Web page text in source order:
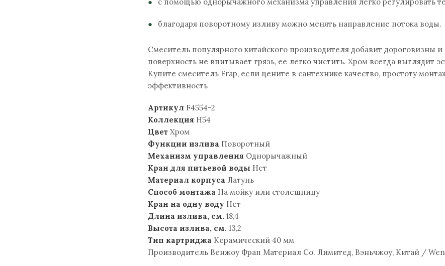
благодаря поворотному изливу можно менять направление потока воды.
Смеситель популярного китайского производителя добавит
поверхность не впитывает грязь, ее легко чистить. Хром всегда выглядит
Купите смеситель Frap, если цените в сантехнике качество, простоту
эффективность
Артикул F4554-2
Коллекция H54
Цвет Хром
Функции излива Поворотный
Механизм управления Однорычажный
Кран для питьевой воды Нет
Материал корпуса Латунь
Способ монтажа На мойку или столешницу
Кран на одну воду Нет
Длина излива, см. 18,4
Высота излива, см. 13,2
Тип картриджа Керамический 40 мм
Производитель Венжоу Фрап Материал Cо. Лимитед, Вэньчжоу, Китай /